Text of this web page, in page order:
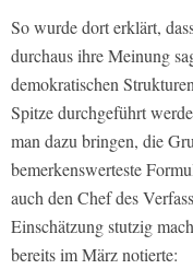
So wurde dort erklärt,
durchaus ihre Meinung
demokratischen
Spitze durchgeführt
man dazu bringen, die
bemerkenswerteste
auch den Chef des
Einschätzung stutzig
bereits im März